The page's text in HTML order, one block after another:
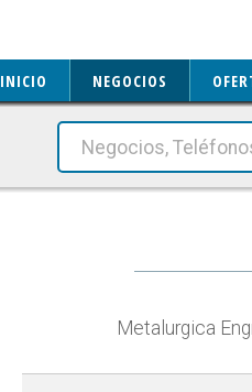
INICIO NEGOCIOS
Metalurgica